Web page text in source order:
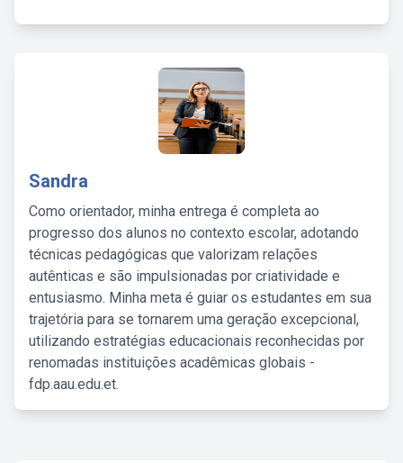
Sandra
Como orientador, minha entrega é completa ao
progresso dos alunos no contexto escolar, adotando
técnicas pedagógicas que valorizam relações
autênticas e são impulsionadas por criatividade e
entusiasmo. Minha meta é guiar os estudantes em sua
trajetória para se tornarem uma geração excepcional,
utilizando estratégias educacionais reconhecidas por
renomadas instituições acadêmicas globais -
fdp.aau.edu.et.